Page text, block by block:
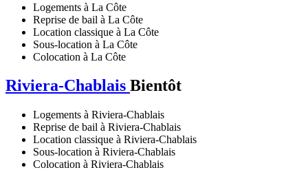
Logements à La Côte
Reprise de bail à La Côte
Location classique à La Côte
Sous-location à La Côte
Colocation à La Côte
Riviera-Chablais Bientôt
Logements à Riviera-Chablais
Reprise de bail à Riviera-Chablais
Location classique à Riviera-Chablais
Sous-location à Riviera-Chablais
Colocation à Riviera-Chablais